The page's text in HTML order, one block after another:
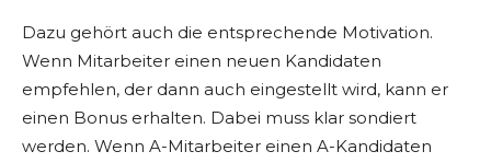
Dazu gehört auch die entsprechende Motivation.
Wenn Mitarbeiter einen neuen Kandidaten
empfehlen, der dann auch eingestellt wird, kann er
einen Bonus erhalten. Dabei muss klar sondiert
werden. Wenn A-Mitarbeiter einen A-Kandidaten